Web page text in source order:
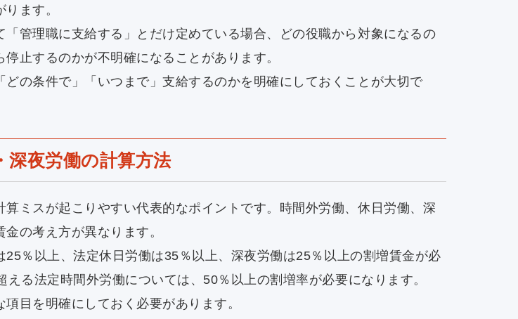
ます。
「管理職に支給する」とだけ定めている場合、どの役職から対象になるの
止するのかが不明確になることがあります。
どの条件で」「いつまで」支給するのかを明確にしておくことが大切で
深夜労働の計算方法
算ミスが起こりやすい代表的なポイントです。時間外労働、休日労働、深
の考え方が異なります。
25％以上、法定休日労働は35％以上、深夜労働は25％以上の割増賃金が必
る法定時間外労働については、50％以上の割増率が必要になります。
目を明確にしておく必要があります。